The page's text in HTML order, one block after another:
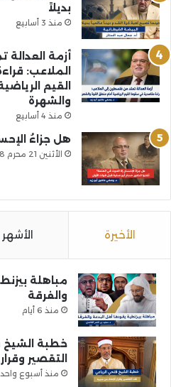
بديلاً
منذ 3 أسابيع
أزمة
الملاعب:
القيم
والشهرة
منذ 4 أسابيع
هل جزاءُ
الأثنين 21 محرم 1448هـ 6-7-2026م
الأخيرة الأشهر
مباهلة
والفرقة
منذ 6 أيام
خطبة الشيخ
التقصير
منذ أسبوع واحد